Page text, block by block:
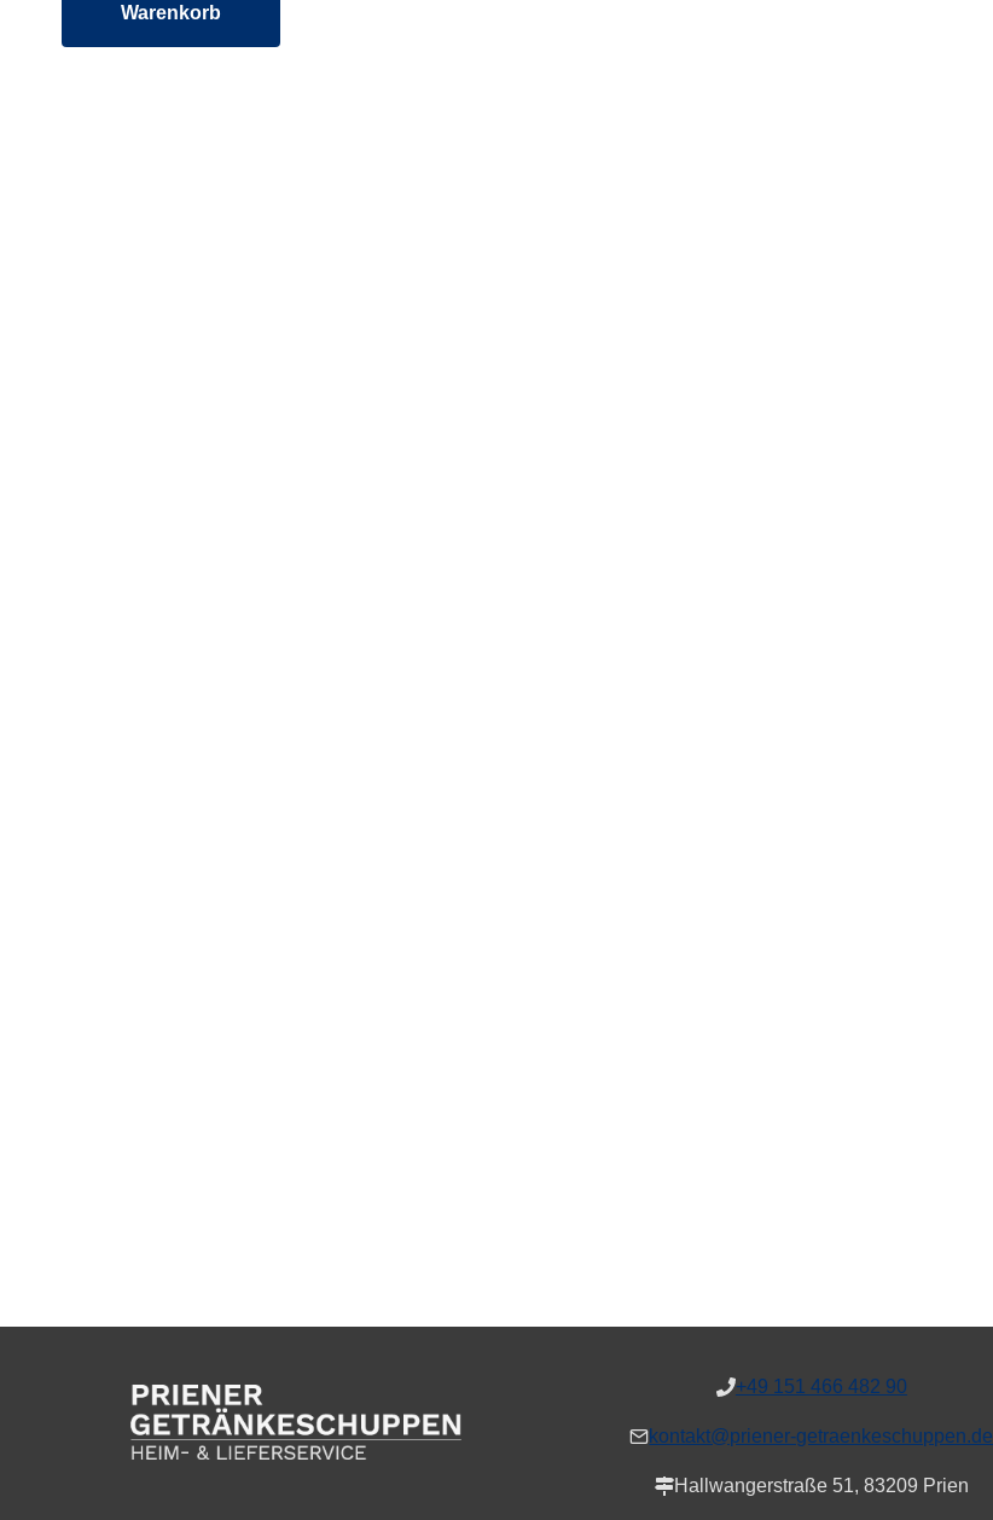
Warenkorb
+49 151 466 482 90
kontakt@priener-getraenkeschuppen.de
Hallwangerstraße 51, 83209 Prien